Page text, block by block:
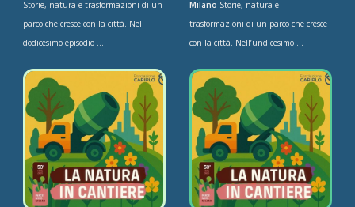
Storie, natura e trasformazioni di un
parco che cresce con la città. Nel
dodicesimo episodio ...
Milano Storie, natura e
trasformazioni di un parco che cresce
con la città. Nell’undicesimo ...